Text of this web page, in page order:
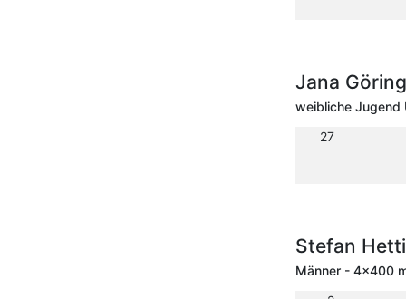
Jana
weibliche Jugend
27
Stefan
Männer - 4x400